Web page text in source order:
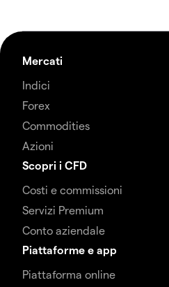
Mercati
Indici
Forex
Commodities
Azioni
Scopri i CFD
Costi e commissioni
Servizi Premium
Conto aziendale
Piattaforme e app
Piattaforma online